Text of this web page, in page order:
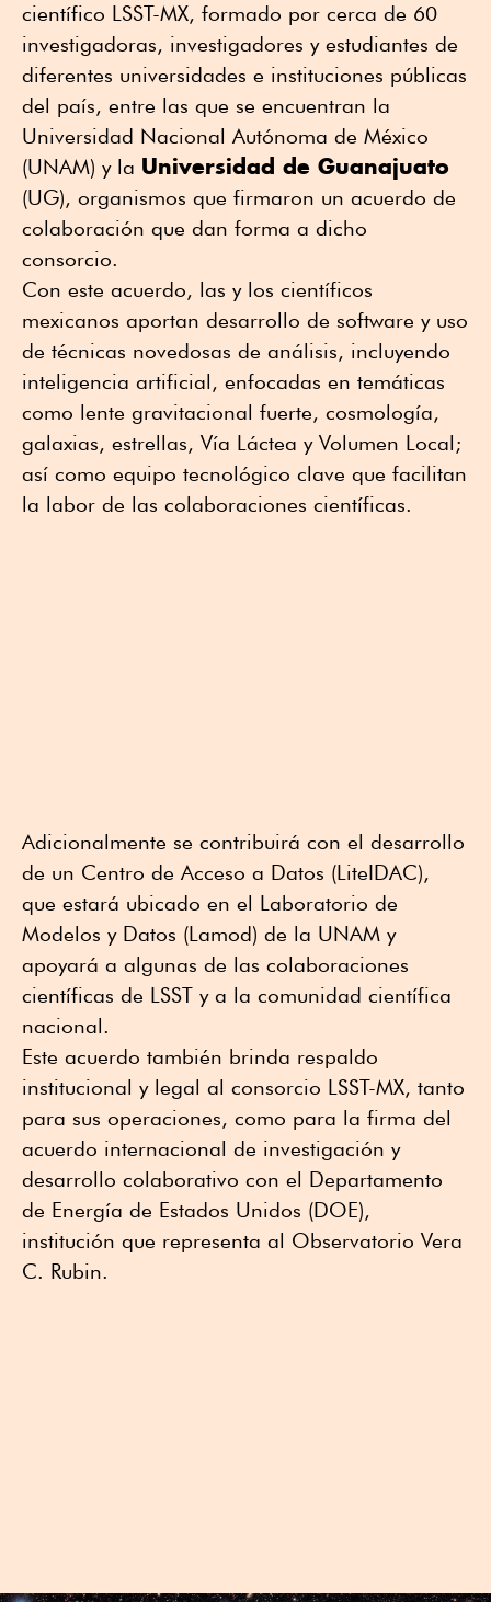
científico LSST-MX, formado por cerca de 60
investigadoras, investigadores y estudiantes de
diferentes universidades e instituciones públicas
del país, entre las que se encuentran la
Universidad Nacional Autónoma de México
(UNAM) y la Universidad de Guanajuato
(UG), organismos que firmaron un acuerdo de
colaboración que dan forma a dicho
consorcio.
Con este acuerdo, las y los científicos
mexicanos aportan desarrollo de software y uso
de técnicas novedosas de análisis, incluyendo
inteligencia artificial, enfocadas en temáticas
como lente gravitacional fuerte, cosmología,
galaxias, estrellas, Vía Láctea y Volumen Local;
así como equipo tecnológico clave que facilitan
la labor de las colaboraciones científicas.
Adicionalmente se contribuirá con el desarrollo
de un Centro de Acceso a Datos (LiteIDAC),
que estará ubicado en el Laboratorio de
Modelos y Datos (Lamod) de la UNAM y
apoyará a algunas de las colaboraciones
científicas de LSST y a la comunidad científica
nacional.
Este acuerdo también brinda respaldo
institucional y legal al consorcio LSST-MX, tanto
para sus operaciones, como para la firma del
acuerdo internacional de investigación y
desarrollo colaborativo con el Departamento
de Energía de Estados Unidos (DOE),
institución que representa al Observatorio Vera
C. Rubin.